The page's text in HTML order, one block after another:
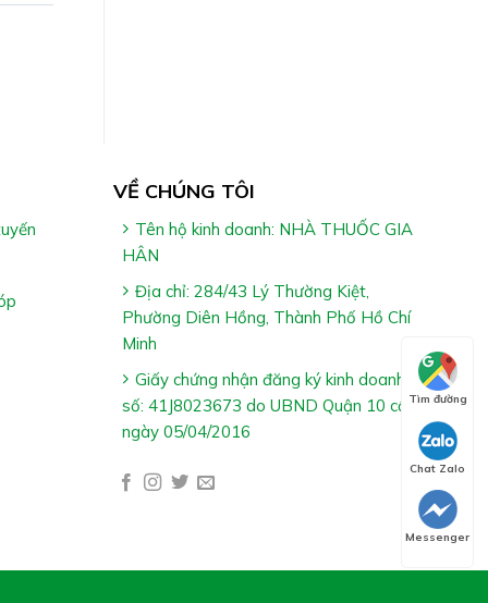
VỀ CHÚNG TÔI
Tên hộ kinh doanh: NHÀ THUỐC GIA
HÂN
Địa chỉ: 284/43 Lý Thường Kiệt,
Phường Diên Hồng, Thành Phố Hồ Chí
Minh
Giấy chứng nhận đăng ký kinh doanh
số: 41J8023673 do UBND Quận 10 cấp
ngày 05/04/2016
Tìm đường
Chat Zalo
Messenger